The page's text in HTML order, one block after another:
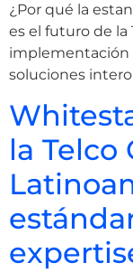
¿Por qué la
es el futuro de la
implementación
soluciones
la Telco